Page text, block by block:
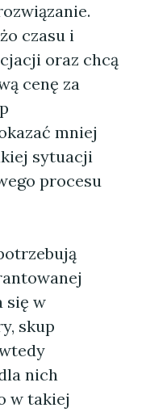
czasu i
oraz chcą
cenę za
mniej
sytuacji
procesu
się w
skup
nich
w takiej